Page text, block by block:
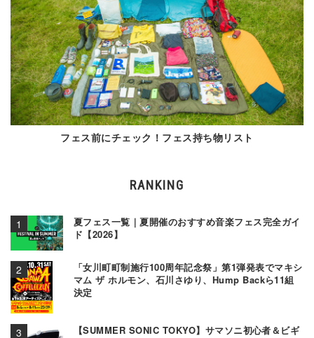
フェス前にチェック！フェス持ち物リスト
RANKING
夏フェス一覧｜夏開催のおすすめ音楽フェス完全ガイ
ド【2026】
「女川町町制施行100周年記念祭」第1弾発表でマキシ
マム ザ ホルモン、石川さゆり、Hump Backら11組
決定
【SUMMER SONIC TOKYO】サマソニ初心者＆ビギ